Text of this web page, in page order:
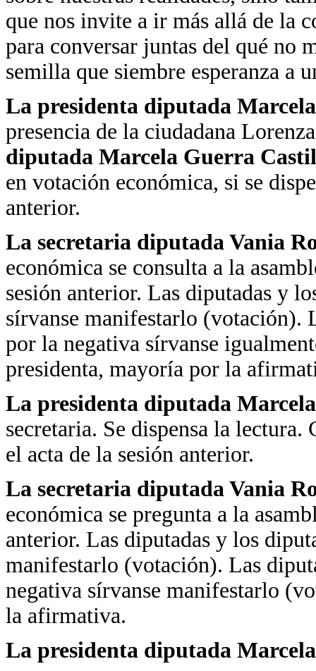
que nos invite a ir más allá de la
para conversar juntas del qué no
semilla que siembre esperanza a
La presidenta diputada
presencia de la ciudadana
diputada Marcela Guerra
en votación económica, si se
anterior.
La secretaria diputada Vania
económica se consulta a la
sesión anterior. Las diputadas y
sírvanse manifestarlo (votación).
por la negativa sírvanse
presidenta, mayoría por la
La presidenta diputada
secretaria. Se dispensa la lectura.
el acta de la sesión anterior.
La secretaria diputada Vania
económica se pregunta a la
anterior. Las diputadas y los
manifestarlo (votación). Las
negativa sírvanse manifestarlo
la afirmativa.
La presidenta diputada